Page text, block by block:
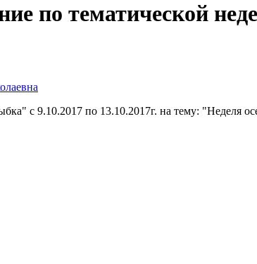
по тематической
с 9.10.2017 по 13.10.2017г. на тему: "Неделя